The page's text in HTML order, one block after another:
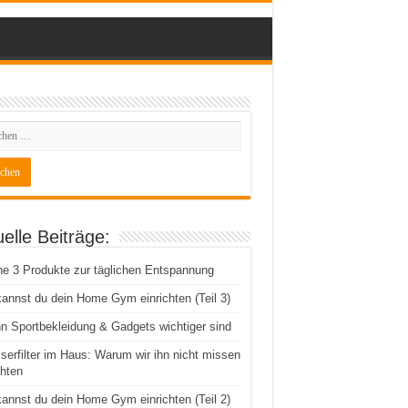
Beiträge:
3 Produkte zur täglichen Entspannung
du dein Home Gym einrichten (Teil 3)
Sportbekleidung & Gadgets wichtiger sind
im Haus: Warum wir ihn nicht missen
du dein Home Gym einrichten (Teil 2)